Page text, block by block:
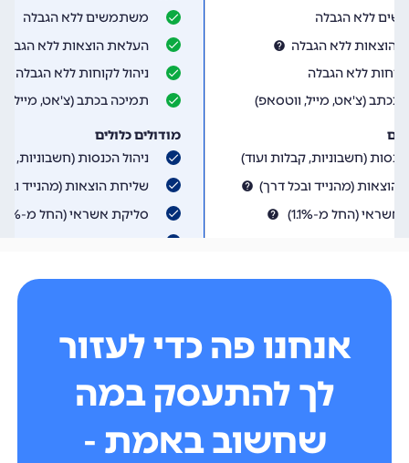
אנחנו פה כדי לעזור
לך להתעסק במה
שחשוב באמת -